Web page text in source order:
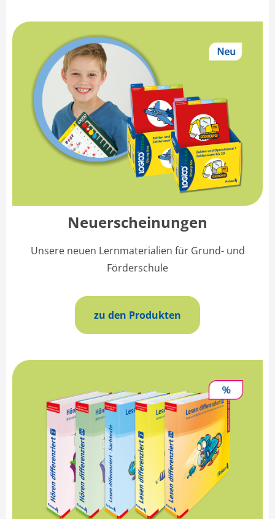
Neuerscheinungen
Unsere neuen Lernmaterialien für Grund- und
Förderschule
zu den Produkten